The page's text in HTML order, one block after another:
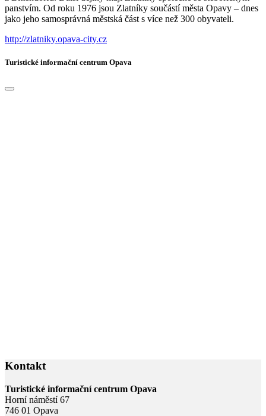
panstvím. Od roku 1976 jsou Zlatníky součástí města Opavy – dnes
jako jeho samosprávná městská část s více než 300 obyvateli.
http://zlatniky.opava-city.cz
Turistické informační centrum Opava
Kontakt
Turistické informační centrum Opava
Horní náměstí 67
746 01 Opava